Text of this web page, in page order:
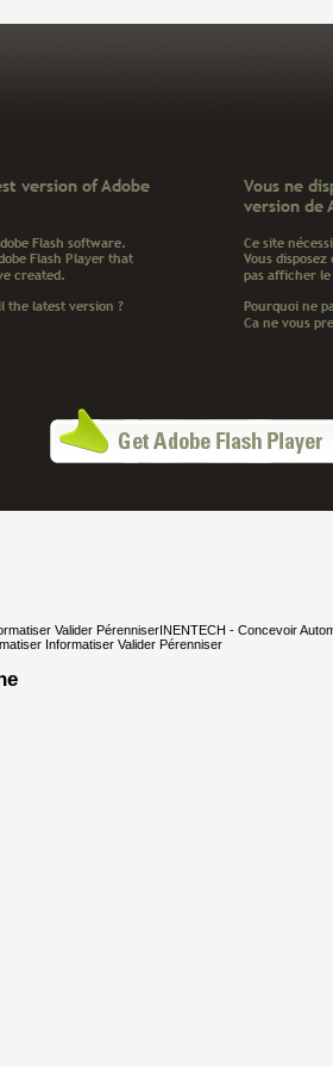
Valider PérenniserINENTECH - Concevoir
Informatiser Valider Pérenniser